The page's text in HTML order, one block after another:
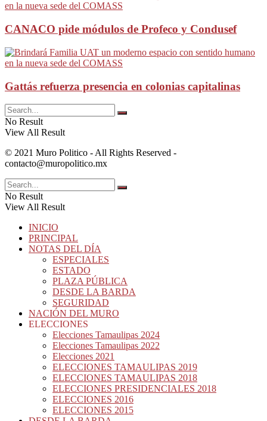
CANACO pide módulos de Profeco y Condusef
Gattás refuerza presencia en colonias capitalinas
No Result
View All Result
© 2021 Muro Politico - All Rights Reserved -
contacto@muropolitico.mx
No Result
View All Result
INICIO
PRINCIPAL
NOTAS DEL DÍA
ESPECIALES
ESTADO
PLAZA PÚBLICA
DESDE LA BARDA
SEGURIDAD
NACIÓN DEL MURO
ELECCIONES
Elecciones Tamaulipas 2024
Elecciones Tamaulipas 2022
Elecciones 2021
ELECCIONES TAMAULIPAS 2019
ELECCIONES TAMAULIPAS 2018
ELECCIONES PRESIDENCIALES 2018
ELECCIONES 2016
ELECCIONES 2015